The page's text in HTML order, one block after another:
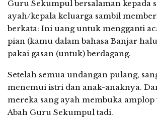
Guru Sekumpul bersalaman kepada
ayah/kepala keluarga sambil
berkata: Ini uang untuk mengganti
pian (kamu dalam bahasa Banjar
pakai gasan (untuk) berdagang.
Setelah semua undangan pulang,
menemui istri dan anak-anaknya.
mereka sang ayah membuka
Abah Guru Sekumpul tadi.